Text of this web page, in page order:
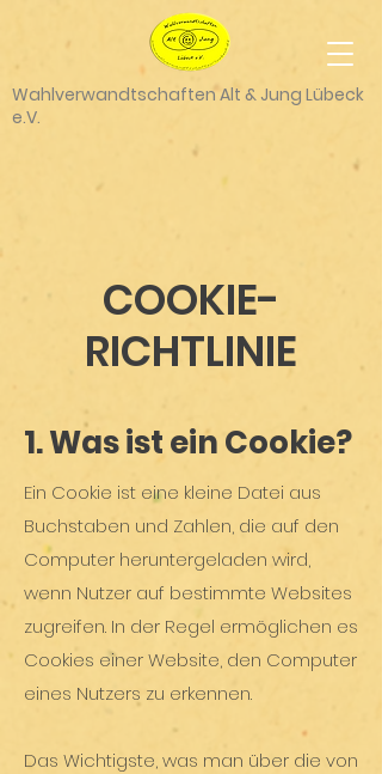
Wahlverwandtschaften Alt & Jung Lübeck
e.V.
COOKIE-
RICHTLINIE
1. Was ist ein Cookie?
Ein Cookie ist eine kleine Datei aus
Buchstaben und Zahlen, die auf den
Computer heruntergeladen wird,
wenn Nutzer auf bestimmte Websites
zugreifen. In der Regel ermöglichen es
Cookies einer Website, den Computer
eines Nutzers zu erkennen.
Das Wichtigste, was man über die von